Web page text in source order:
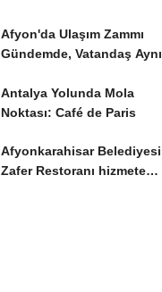
Afyon'da Ulaşım Zammı
Gündemde, Vatandaş Aynı
Antalya Yolunda Mola
Noktası: Café de Paris
Afyonkarahisar Belediyesi
Zafer Restoranı hizmete